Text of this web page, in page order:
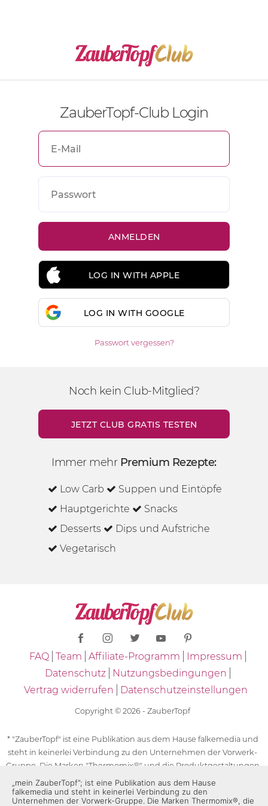
ZauberTopf-Club Login
LOG IN WITH APPLE
LOG IN WITH GOOGLE
Passwort vergessen?
Noch kein Club-Mitglied?
JETZT CLUB GRATIS TESTEN
Immer mehr Premium Rezepte:
Low Carb
Suppen und Eintöpfe
Hauptgerichte
Snacks
Desserts
Dips und Aufstriche
Vegetarisch
FAQ Team Affiliate-Programm
Impressum
Datenschutz
Nutzungsbedingungen
Vertrag widerrufen
Datenschutzeinstellungen
Copyright © 2026 - ZauberTopf
* "ZauberTopf" ist eine Publikation aus dem Hause falkemedia und
steht in keinerlei Verbindung zu den Unternehmen der Vorwerk-
Gruppe. Die Marken "Thermomix®" und die Produktgestaltungen
des "Thermomix®" sind eingetragene Marken der Unternehmen
der Vorwerk-Gruppe. Die Marken Thermomix®, die Zeichen TM5®,
„mein ZauberTopf”; ist eine Publikation aus dem Hause
falkemedia und steht in keinerlei Verbindung zu den
Unternehmen der Vorwerk-Gruppe. Die Marken Thermomix®, die